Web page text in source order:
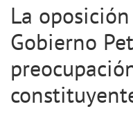
La
Gobierno